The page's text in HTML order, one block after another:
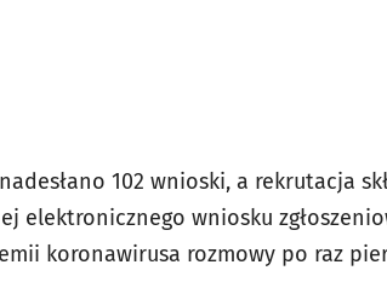
102 wnioski, a rekrutacja
elektronicznego wniosku
koronawirusa rozmowy po raz